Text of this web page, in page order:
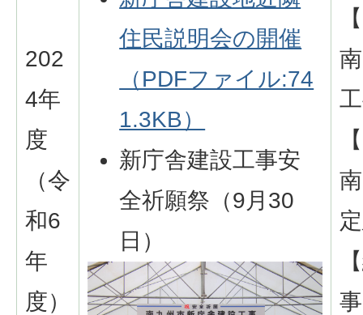
202
4年
度
（令
和6
年
度）
住民説明会の開催
（PDFファイル:74
1.3KB）
新庁舎建設工事安
全祈願祭（9月30
日）